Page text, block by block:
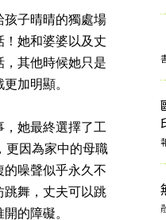
孩子晴晴的獨處場
！她和婆婆以及丈
其他時候她只是
加明顯。
，她最終選擇了工
因為家中的母職
噪聲似乎永久不
跳舞，丈夫可以跳
的障礙。